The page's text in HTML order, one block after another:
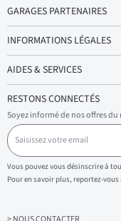
GARAGES PARTENAIRES
INFORMATIONS LÉGALES
AIDES & SERVICES
RESTONS CONNECTÉS
Soyez informé de nos offres
S
a
i
s
i
s
Vous pouvez vous désinscrire à
Pour en savoir plus, reportez-vous